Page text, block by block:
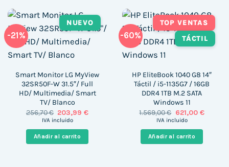
-21%
NUEVO
Smart Monitor LG MyView
32SR50F-W 31.5″/ Full
HD/ Multimedia/ Smart
TV/ Blanco
256,70€ El
precio
era:
256,70 €.
203,99€El
es:
203,99 €.
IVA incluido
Añadir al carrito
-60%
TOP VENTAS
TÁCTIL
HP EliteBook 1040 G8 14″
Táctil / i5-1135G7 / 16GB
DDR4 1TB M.2 SATA
Windows 11
1.569,00€ El
precio
era:
1.569,00 €.
621,00 €El
IVA incluido
Añadir al carrito